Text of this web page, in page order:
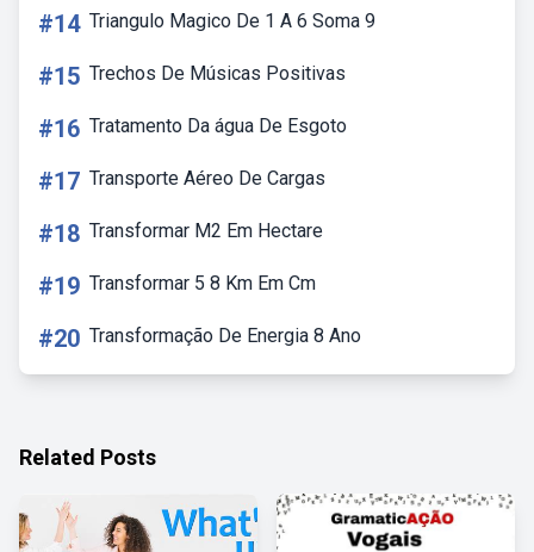
#14 Triangulo Magico De 1 A 6 Soma 9
#15 Trechos De Músicas Positivas
#16 Tratamento Da água De Esgoto
#17 Transporte Aéreo De Cargas
#18 Transformar M2 Em Hectare
#19 Transformar 5 8 Km Em Cm
#20 Transformação De Energia 8 Ano
Related Posts